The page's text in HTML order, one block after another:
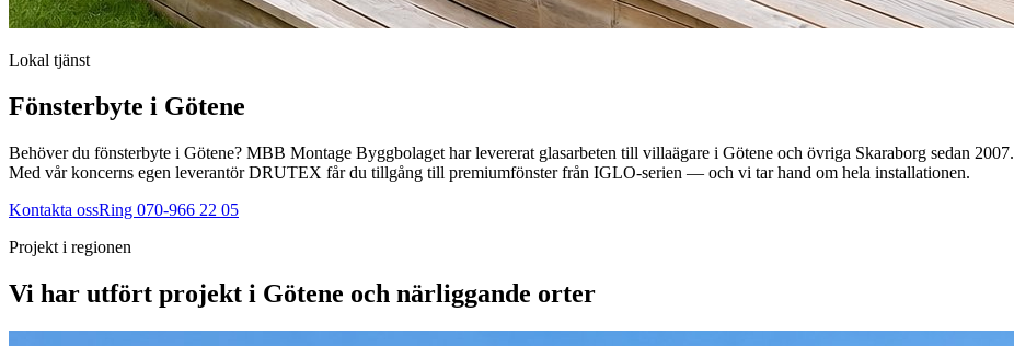
Lokal tjänst
Fönsterbyte i Götene
Behöver du fönsterbyte i Götene? MBB Montage Byggbolaget har levererat glasarbeten till villaägare i Götene och övriga Skaraborg sedan 2007.
Med vår koncerns egen leverantör DRUTEX får du tillgång till premiumfönster från IGLO-serien — och vi tar hand om hela installationen.
Kontakta ossRing 070-966 22 05
Projekt i regionen
Vi har utfört projekt i Götene och närliggande orter